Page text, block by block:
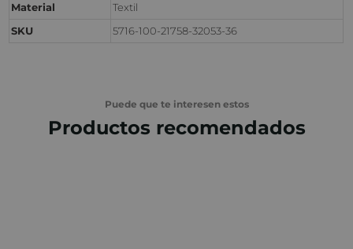
Material
Textil
SKU
5716-100-21758-32053-36
Puede que te interesen estos
Productos recomendados